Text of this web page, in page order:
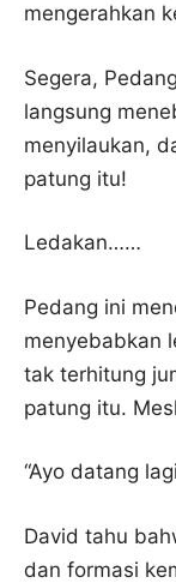
mengerahkan
Segera,
langsung
menyilaukan,
patung itu!
Ledakan……
Pedang ini
menyebabkan
tak terhitung
patung itu.
“Ayo datang
David tahu
dan formasi